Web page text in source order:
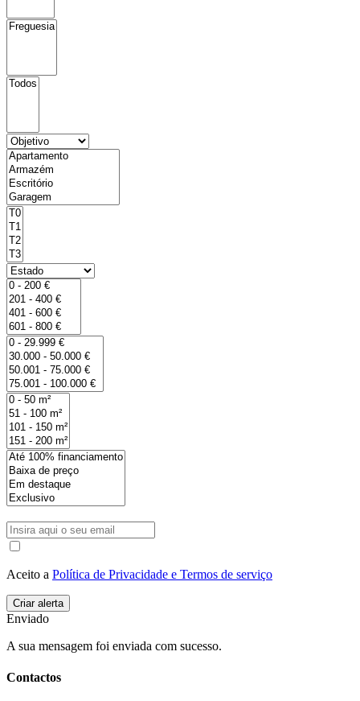
Aceito a Política de Privacidade e Termos de serviço
Enviado
A sua mensagem foi enviada com sucesso.
Contactos